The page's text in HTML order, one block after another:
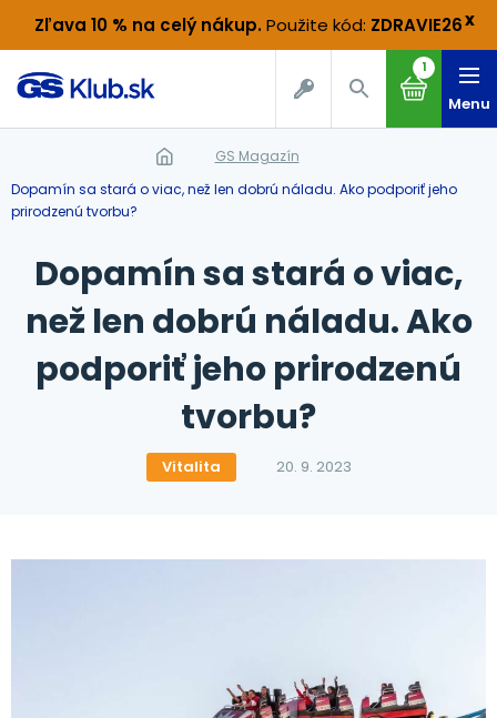
Zľava 10 % na celý nákup. Použite kód: ZDRAVIE26x
1
Menu
GS Magazín
Dopamín sa stará o viac, než len dobrú náladu. Ako podporiť jeho
prirodzenú tvorbu?
Dopamín sa stará o viac,
než len dobrú náladu. Ako
podporiť jeho prirodzenú
tvorbu?
Vitalita 20. 9. 2023